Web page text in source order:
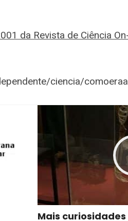
da Revista de Ciência
ciencia/
Mais